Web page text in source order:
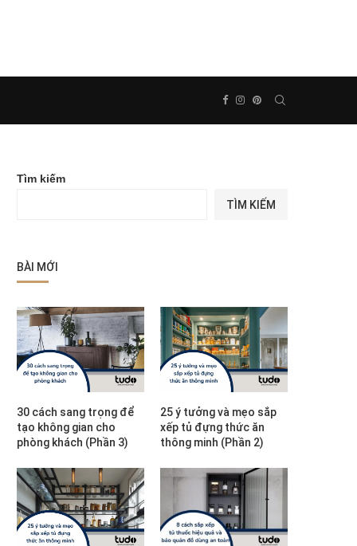
Tìm kiếm
TÌM KIẾM
BÀI MỚI
30 cách sang trọng để
tạo không gian cho
phòng khách (Phần 3)
25 ý tưởng và mẹo sắp
xếp tủ đựng thức ăn
thông minh (Phần 2)